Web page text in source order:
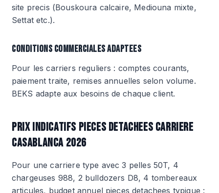
site precis (Bouskoura calcaire, Mediouna mixte,
Settat etc.).
CONDITIONS COMMERCIALES ADAPTEES
Pour les carriers reguliers : comptes courants,
paiement traite, remises annuelles selon volume.
BEKS adapte aux besoins de chaque client.
PRIX INDICATIFS PIECES DETACHEES CARRIERE
CASABLANCA 2026
Pour une carriere type avec 3 pelles 50T, 4
chargeuses 988, 2 bulldozers D8, 4 tombereaux
articules, budget annuel pieces detachees typique :